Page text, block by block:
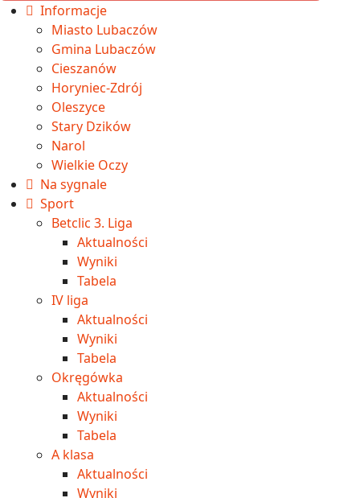
Informacje
Miasto Lubaczów
Gmina Lubaczów
Cieszanów
Horyniec-Zdrój
Oleszyce
Stary Dzików
Narol
Wielkie Oczy
Na sygnale
Sport
Betclic 3. Liga
Aktualności
Wyniki
Tabela
IV liga
Aktualności
Wyniki
Tabela
Okręgówka
Aktualności
Wyniki
Tabela
A klasa
Aktualności
Wyniki